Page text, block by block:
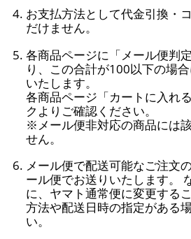
お支払方法として代金引換・
だけません。
各商品ページに「メール便判
り、この合計が100以下の場
いたします。
各商品ページ「カートに入れ
クよりご確認ください。
※メール便非対応の商品には
せん。
メール便で配送可能なご注文
ール便でお送りいたします。
に、ヤマト通常便に変更する
方法や配送日時の指定がある
い。